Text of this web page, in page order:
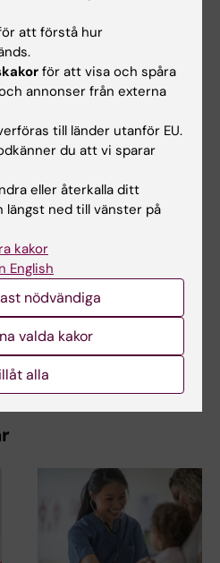
duktiga och
cancerområdet. Jag
att följa deras
Lundberg.
Cancer och onkologi
att förstå hur
för att visa och spåra
annonser från externa
till länder utanför EU.
du att vi sparar
eller återkalla ditt
längst ned till vänster på
kakor
English
nödvändiga
valda kakor
alla